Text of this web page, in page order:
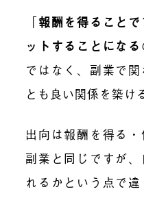
「報酬を得ること
ットすることになる
ではなく、副業で
とも良い関係を築け
出向は報酬を得る
副業と同じですが
れるかという点で